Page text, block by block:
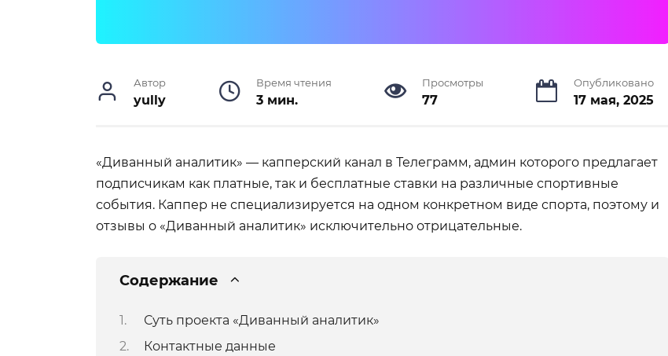
Автор
yully
Время чтения
3 мин.
Просмотры
77
Опубликовано
17 мая, 2025
«Диванный аналитик» — капперский канал в Телеграмм, админ которого предлагает
подписчикам как платные, так и бесплатные ставки на различные спортивные
события. Каппер не специализируется на одном конкретном виде спорта, поэтому и
отзывы о «Диванный аналитик» исключительно отрицательные.
Содержание
Суть проекта «Диванный аналитик»
Контактные данные